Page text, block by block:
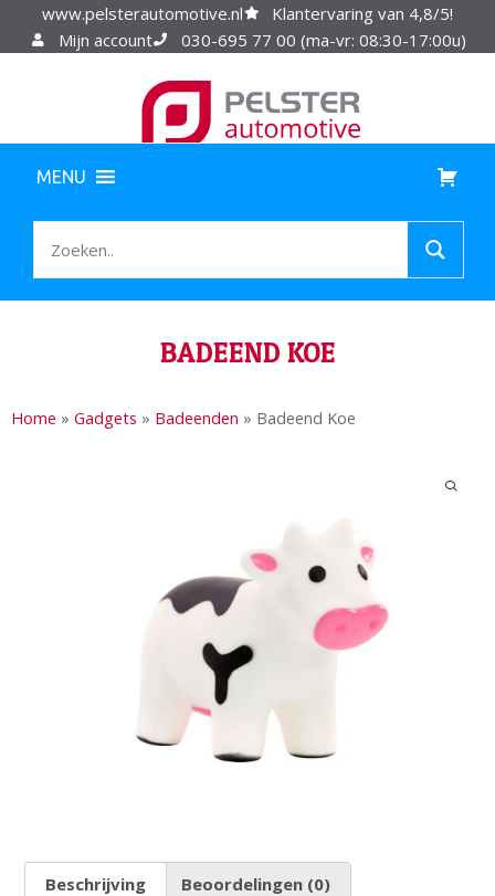
www.pelsterautomotive.nl
Klantervaring van 4,8/5!
Mijn account
030-695 77 00 (ma-vr: 08:30-17:00u)
MENU
BADEEND KOE
Home » Gadgets » Badeenden » Badeend Koe
Beschrijving Beoordelingen (0)